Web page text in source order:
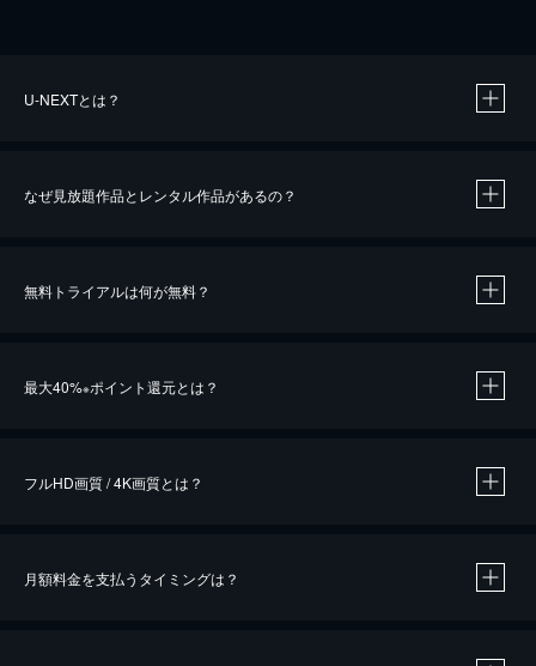
U-NEXTとは？
なぜ見放題作品とレンタル作品があるの？
無料トライアルは何が無料？
最大40%※ポイント還元とは？
※40％ポイント還元の対象は、クレジットカード決済による作品の購入 / レンタルです。
フルHD画質 / 4K画質とは？
月額料金を支払うタイミングは？